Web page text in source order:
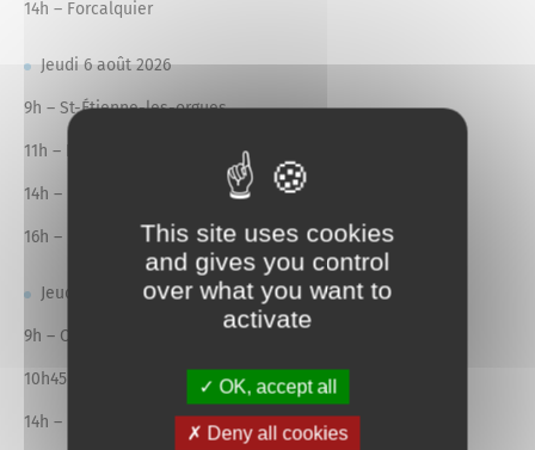
14h – Forcalquier
Jeudi 6 août 2026
9h – St-Étienne-les-orgues
11h – Limans
14h – Forcalquier
16h – Lurs
Jeudi 3 septembre 2026
9h – Ongles
10h45 – Limans
14h – Forcalquier
This site uses cookies
and gives you control
over what you want to
activate
OK, accept all
Deny all cookies